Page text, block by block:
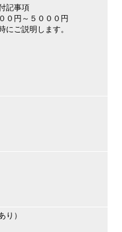
記事項
０円～５０００円
ご説明します。
り）